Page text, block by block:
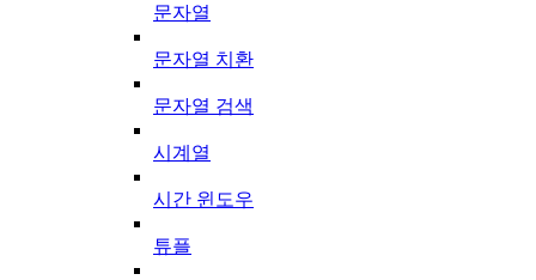
문자열
문자열 치환
문자열 검색
시계열
시간 윈도우
튜플